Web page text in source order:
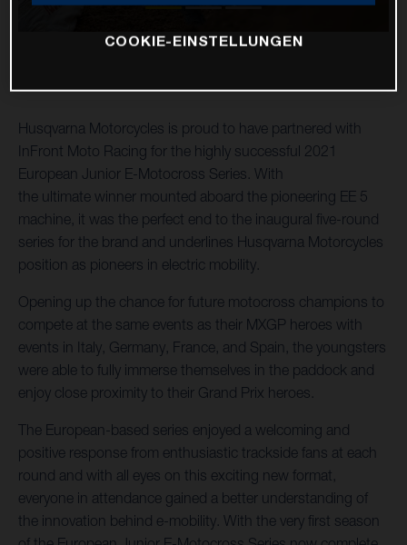
Husqvarna Motorcycles is proud to have partnered with
InFront Moto Racing for the highly successful 2021
European Junior E-Motocross Series. With
the ultimate winner mounted aboard the pioneering EE 5
machine, it was the perfect end to the inaugural five-round
series for the brand and underlines Husqvarna Motorcycles
position as pioneers in electric mobility.
Opening up the chance for future motocross champions to
compete at the same events as their MXGP heroes with
events in Italy, Germany, France, and Spain, the youngsters
were able to fully immerse themselves in the paddock and
enjoy close proximity to their Grand Prix heroes.
The European-based series enjoyed a welcoming and
positive response from enthusiastic trackside fans at each
round and with all eyes on this exciting new format,
everyone in attendance gained a better understanding of
the innovation behind e-mobility. With the very first season
COOKIE-EINSTELLUNGEN